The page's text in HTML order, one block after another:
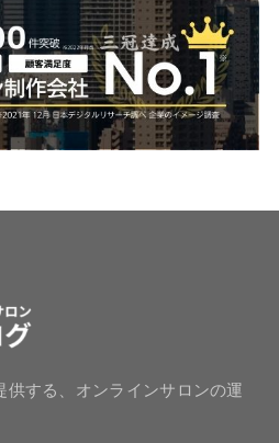
供する、オンラインサロンの運